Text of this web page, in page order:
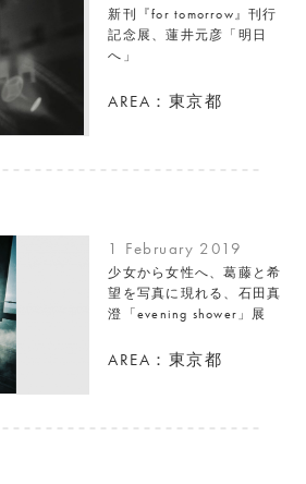
新刊『for tomorrow』刊行
記念展、蓮井元彦「明⽇
へ」
AREA：東京都
1 February 2019
少女から女性へ、葛藤と希
望を写真に現れる、石田真
澄「evening shower」展
AREA：東京都